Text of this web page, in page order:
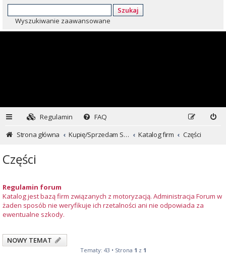
Szukaj
Wyszukiwanie zaawansowane
Regulamin
FAQ
Strona główna
Kupię/Sprzedam Subaru i nie tylko... Katalog firm Części
Części
Regulamin forum
Katalog jest bazą firm związanych z motoryzacją. Administracja Forum w
żaden sposób nie weryfikuje ich rzetalności ani nie odpowiada za
ewentualne szkody.
NOWY TEMAT
Tematy: 43 • Strona 1 z 1